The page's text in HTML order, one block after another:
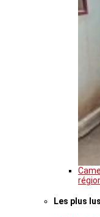
Les plus lus